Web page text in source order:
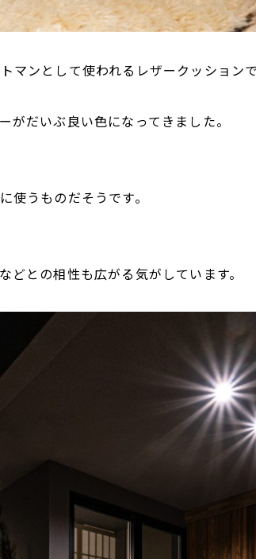
マンとして使われるレザークッション
だいぶ良い色になってきました。
うものだそうです。
との相性も広がる気がしています。